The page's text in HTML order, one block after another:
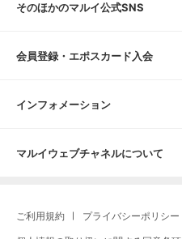
そのほかのマルイ公式SNS
会員登録・エポスカード入会
インフォメーション
マルイウェブチャネルについて
ご利用規約 プライバシーポリシー